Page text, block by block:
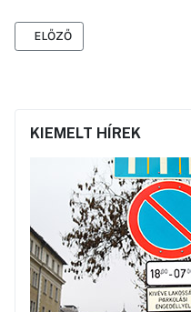
ELŐZŐ CIKK:
ELŐZŐ
KIEMELT HÍREK